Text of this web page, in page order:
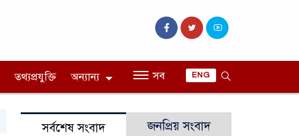
তথ্যপ্রযুক্তি অন্যান্য সব ENG
সর্বশেষ সংবাদ জনপ্রিয় সংবাদ